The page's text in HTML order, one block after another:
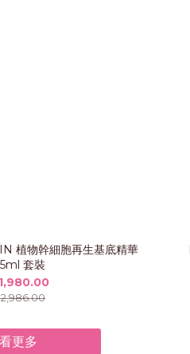
植物幹細胞再生基底精華
套裝
更多